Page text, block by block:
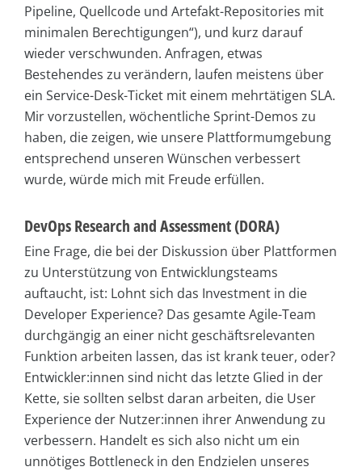
Pipeline, Quellcode und Artefakt-Repositories mit
minimalen Berechtigungen“), und kurz darauf
wieder verschwunden. Anfragen, etwas
Bestehendes zu verändern, laufen meistens über
ein Service-Desk-Ticket mit einem mehrtätigen SLA.
Mir vorzustellen, wöchentliche Sprint-Demos zu
haben, die zeigen, wie unsere Plattformumgebung
entsprechend unseren Wünschen verbessert
wurde, würde mich mit Freude erfüllen.
DevOps Research and Assessment (DORA)
Eine Frage, die bei der Diskussion über Plattformen
zu Unterstützung von Entwicklungsteams
auftaucht, ist: Lohnt sich das Investment in die
Developer Experience? Das gesamte Agile-Team
durchgängig an einer nicht geschäftsrelevanten
Funktion arbeiten lassen, das ist krank teuer, oder?
Entwickler:innen sind nicht das letzte Glied in der
Kette, sie sollten selbst daran arbeiten, die User
Experience der Nutzer:innen ihrer Anwendung zu
verbessern. Handelt es sich also nicht um ein
unnötiges Bottleneck in den Endzielen unseres